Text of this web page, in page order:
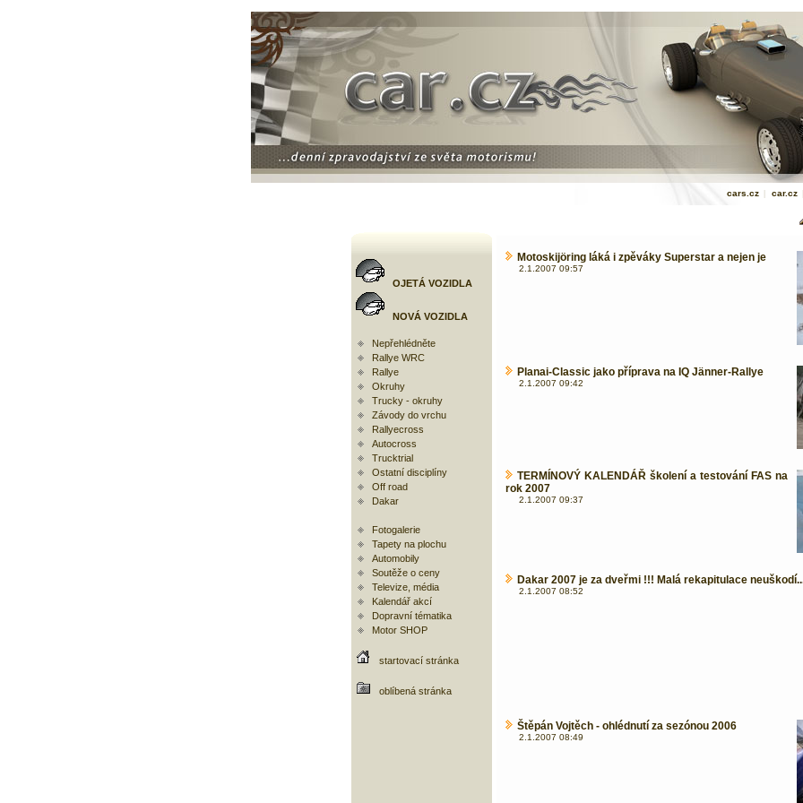
cars.cz | car.cz
OJETÁ VOZIDLA
NOVÁ VOZIDLA
Nepřehlédněte
Rallye WRC
Rallye
Okruhy
Trucky - okruhy
Závody do vrchu
Rallyecross
Autocross
Trucktrial
Ostatní disciplíny
Off road
Dakar
Fotogalerie
Tapety na plochu
Automobily
Soutěže o ceny
Televize, média
Kalendář akcí
Dopravní tématika
Motor SHOP
startovací stránka
oblíbená stránka
Motoskijöring láká i zpěváky Superstar a nejen je
2.1.2007 09:57
Planai-Classic jako příprava na IQ Jänner-Rallye
2.1.2007 09:42
TERMÍNOVÝ KALENDÁŘ školení a testování FAS na
rok 2007
2.1.2007 09:37
Dakar 2007 je za dveřmi !!! Malá rekapitulace
2.1.2007 08:52
Štěpán Vojtěch - ohlédnutí za sezónou 2006
2.1.2007 08:49